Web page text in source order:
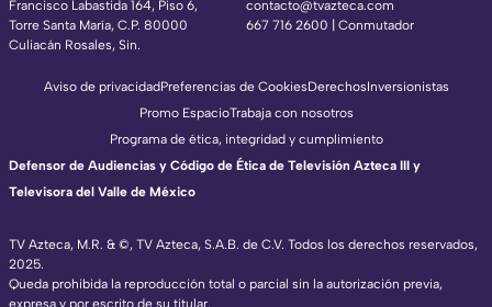
Francisco Labastida 164, Piso 6,
Torre Santa María, C.P. 80000
Culiacán Rosales, Sin.
contacto@tvazteca.com
667 716 2600 | Conmutador
TV Azteca, M.R. & ©, TV Azteca, S.A.B. de C.V. Todos los derechos reservados,
2025.
Queda prohibida la reproducción total o parcial sin la autorización previa,
Aviso de privacidadPreferencias de CookiesDerechosInversionistas
Promo EspacioTrabaja con nosotros
Programa de ética, integridad y cumplimiento
Defensor de Audiencias y Código de Ética de Televisión Azteca III y
Televisora del Valle de México